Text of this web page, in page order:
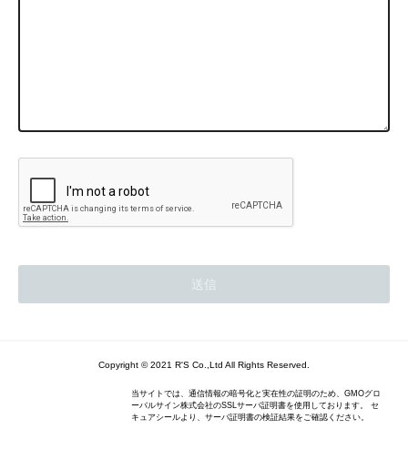
Copyright © 2021 R'S Co.,Ltd All Rights Reserved.
当サイトでは、通信情報の暗号化と実在性の証明のため、GMOグロ
ーバルサイン株式会社のSSLサーバ証明書を使用しております。 セ
キュアシールより、サーバ証明書の検証結果をご確認ください。